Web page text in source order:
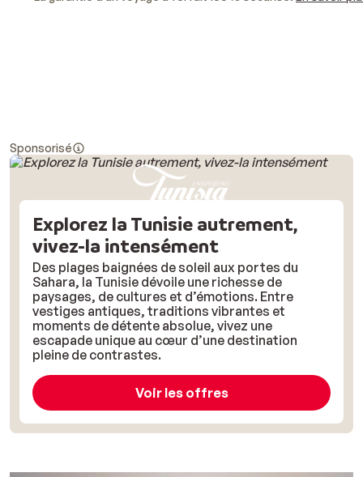
Sponsorisé
Explorez la Tunisie autrement,
vivez-la intensément
Des plages baignées de soleil aux portes du
Sahara, la Tunisie dévoile une richesse de
paysages, de cultures et d’émotions. Entre
vestiges antiques, traditions vibrantes et
moments de détente absolue, vivez une
escapade unique au cœur d’une destination
pleine de contrastes.
Voir les offres